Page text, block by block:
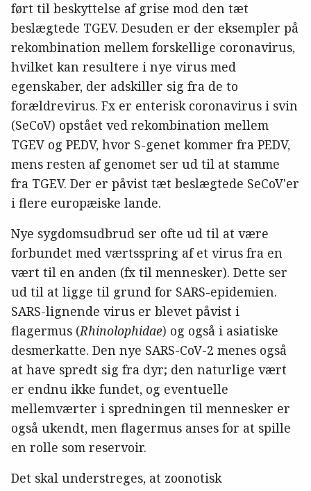
ført til beskyttelse af grise mod den tæt
beslægtede TGEV. Desuden er der eksempler på
rekombination mellem forskellige coronavirus,
hvilket kan resultere i nye virus med
egenskaber, der adskiller sig fra de to
forældrevirus. Fx er enterisk coronavirus i svin
(SeCoV) opstået ved rekombination mellem
TGEV og PEDV, hvor S-genet kommer fra PEDV,
mens resten af genomet ser ud til at stamme
fra TGEV. Der er påvist tæt beslægtede SeCoV'er
i flere europæiske lande.
Nye sygdomsudbrud ser ofte ud til at være
forbundet med værtsspring af et virus fra en
vært til en anden (fx til mennesker). Dette ser
ud til at ligge til grund for SARS-epidemien.
SARS-lignende virus er blevet påvist i
flagermus (Rhinolophidae) og også i asiatiske
desmerkatte. Den nye SARS-CoV-2 menes også
at have spredt sig fra dyr; den naturlige vært
er endnu ikke fundet, og eventuelle
mellemværter i spredningen til mennesker er
også ukendt, men flagermus anses for at spille
en rolle som reservoir.
Det skal understreges, at zoonotisk